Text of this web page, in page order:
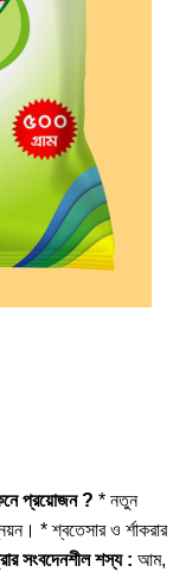
প্রয়োজন ? * নতুন
* শ্বতেসার ও র্শাকরার
সংবদেনশীল শস্য : আম,